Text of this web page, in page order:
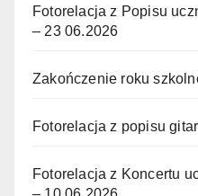
Fotorelacja z Popisu
– 23 06.2026
Zakończenie roku
Fotorelacja z popisu
Fotorelacja z Koncertu